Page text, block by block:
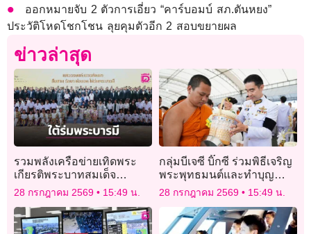
ออกหมายจับ 2 ตัวการเอี่ยว “คาร์บอมบ์ สภ.ตันหยง”
ประวัติโหดโชกโชน ลุยคุมตัวอีก 2 สอบขยายผล
ข่าวล่าสุด
รวมพลังเครือข่ายเทิดพระ
เกียรติพระบาทสมเด็จ
พระเจ้าอยู่หัว ร่วมสืบสาน
รักษา ต่อยอด ใต้ร่มพระ
บารมี
28 กรกฎาคม 2569 15:49 น.
กลุ่มบีเจซี บิ๊กซี ร่วมพิธีเจริญ
พระพุทธมนต์และทำบุญ
ตักบาตรถวายพระราชกุศล
เนื่องในโอกาสวันเฉลิม
พระชนมพรรษา พระบาท
สมเด็จพระเจ้าอยู่หัว
28 กรกฎาคม 2569 15:49 น.